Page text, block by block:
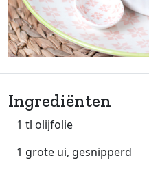
Ingrediënten
1 tl olijfolie
1 grote ui, gesnipperd